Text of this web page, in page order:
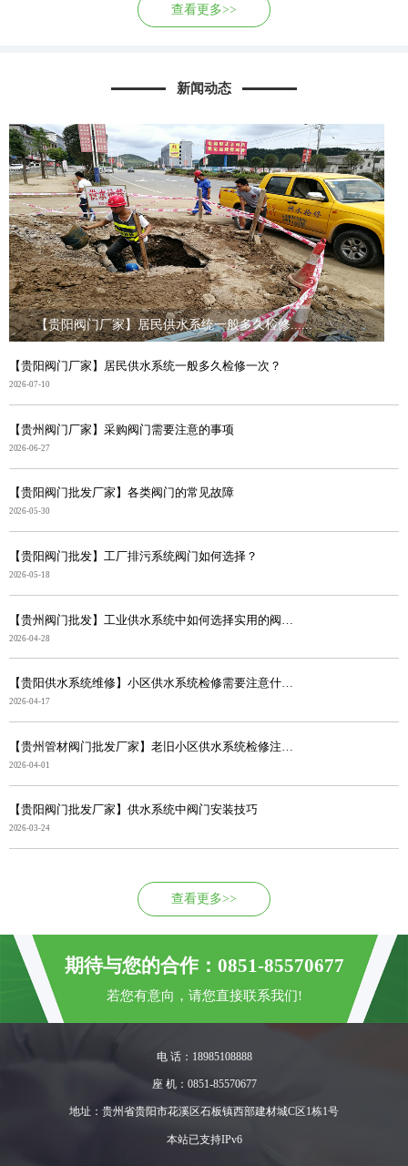
查看更多>>
新闻动态
【贵阳阀门厂家】居民供水系统一般多久检修......
【贵阳阀门厂家】居民供水系统一般多久检修一次？
2026-07-10
【贵州阀门厂家】采购阀门需要注意的事项
2026-06-27
【贵阳阀门批发厂家】各类阀门的常见故障
2026-05-30
【贵阳阀门批发】工厂排污系统阀门如何选择？
2026-05-18
2026-04-28
【贵阳供水系统维修】小区供水系统检修需要注意什么？
2026-04-17
2026-04-01
【贵阳阀门批发厂家】供水系统中阀门安装技巧
2026-03-24
查看更多>>
期待与您的合作：0851-85570677
若您有意向，请您直接联系我们!
电 话：18985108888
座 机：0851-85570677
地址：贵州省贵阳市花溪区石板镇西部建材城C区1栋1号
本站已支持IPv6